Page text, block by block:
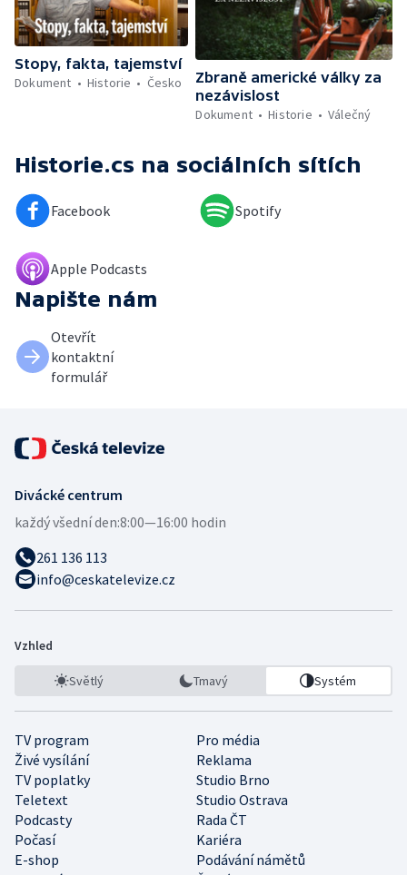
Stopy, fakta, tajemství
Dokument
Historie Česko
Zbraně americké války za
nezávislost
Dokument
Historie Válečný
Historie.cs na sociálních sítích
Facebook Spotify
Apple Podcasts
Napište nám
Otevřít
kontaktní
formulář
Divácké centrum
každý všední den:8:00—16:00 hodin
261 136 113
info@ceskatelevize.cz
Vzhled
Světlý Tmavý Systém
TV program
Pro média
Živé vysílání
Reklama
TV poplatky
Studio Brno
Teletext
Studio Ostrava
Podcasty
Rada ČT
Počasí
Kariéra
E-shop
Podávání námětů